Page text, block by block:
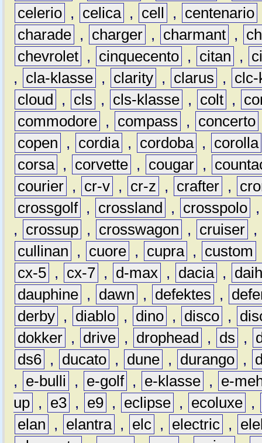
celerio , celica , cell , centenario
charade , charger , charmant ,
chevrolet , cinquecento , citan ,
,
cla-klasse , clarity , clarus ,
clc-
cloud
, cls , cls-klasse , colt ,
commodore , compass , concerto
copen
, cordia , cordoba ,
corolla
corsa , corvette , cougar ,
courier , cr-v , cr-z , crafter ,
crossgolf , crossland , crosspolo
,
crossup , crosswagon , cruiser ,
cullinan
, cuore , cupra , custom
cx-5 , cx-7 , d-max , dacia ,
dauphine , dawn , defektes ,
derby , diablo , dino , disco ,
dokker , drive , drophead , ds ,
ds6 , ducato , dune , durango ,
,
e-bulli , e-golf , e-klasse ,
e-
up , e3 , e9 , eclipse , ecoluxe ,
elan
, elantra , elc , electric ,